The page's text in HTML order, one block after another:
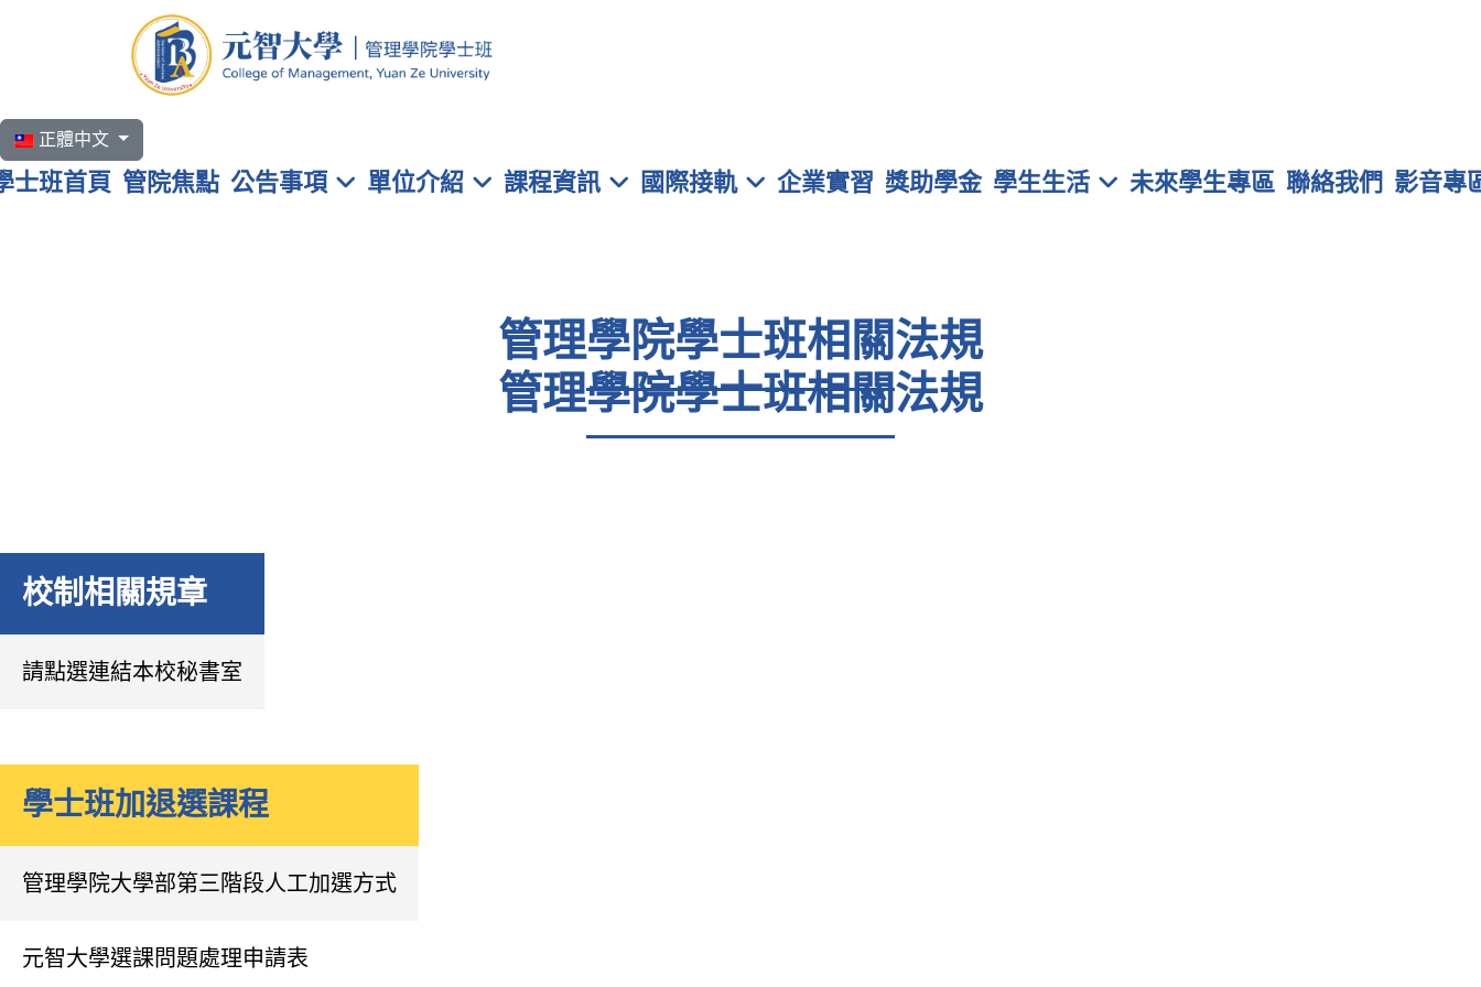
選擇你的語言
正體中文
士班首頁 管院焦點 公告事項 單位介紹 課程資訊 國際接軌 企業實習 獎助學金 學生生活 未來學生專區 聯絡我們 影音專
管理學院學士班相關法規
管理學院學士班相關法規
校制相關規章
請點選連結本校秘書室
學士班加退選課程
管理學院大學部第三階段人工加選方式
元智大學選課問題處理申請表